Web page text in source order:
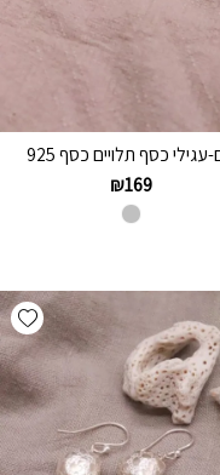
עגילי כסף תלויים כסף 925
₪169